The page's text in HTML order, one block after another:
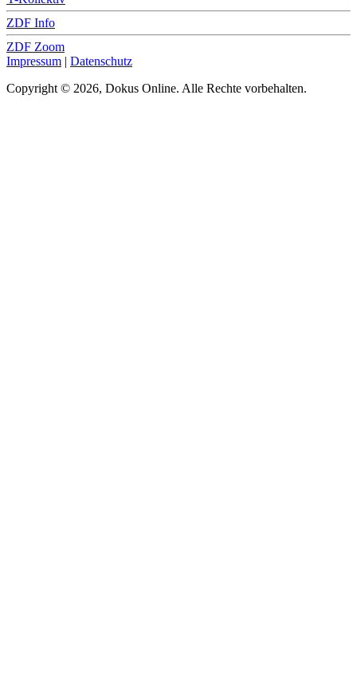
ZDF Info
ZDF Zoom
Impressum | Datenschutz
Copyright © 2026, Dokus Online. Alle Rechte vorbehalten.